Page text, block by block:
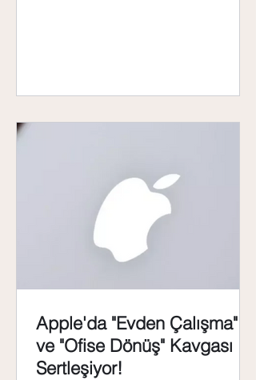
Apple'da "Evden Çalışma"
ve "Ofise Dönüş" Kavgası
Sertleşiyor!